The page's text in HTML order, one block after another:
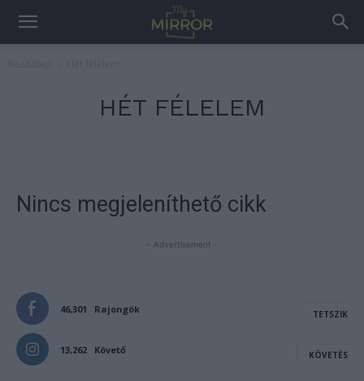
HÉT FÉLELEM
Nincs megjeleníthető cikk
- Advertisement -
46,301 Rajongók TETSZIK
13,262 Követő KÖVETÉS